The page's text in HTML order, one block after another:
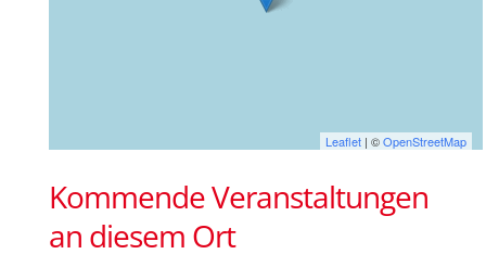
Leaflet| ©OpenStreetMap
Kommende Veranstaltungen
an diesem Ort